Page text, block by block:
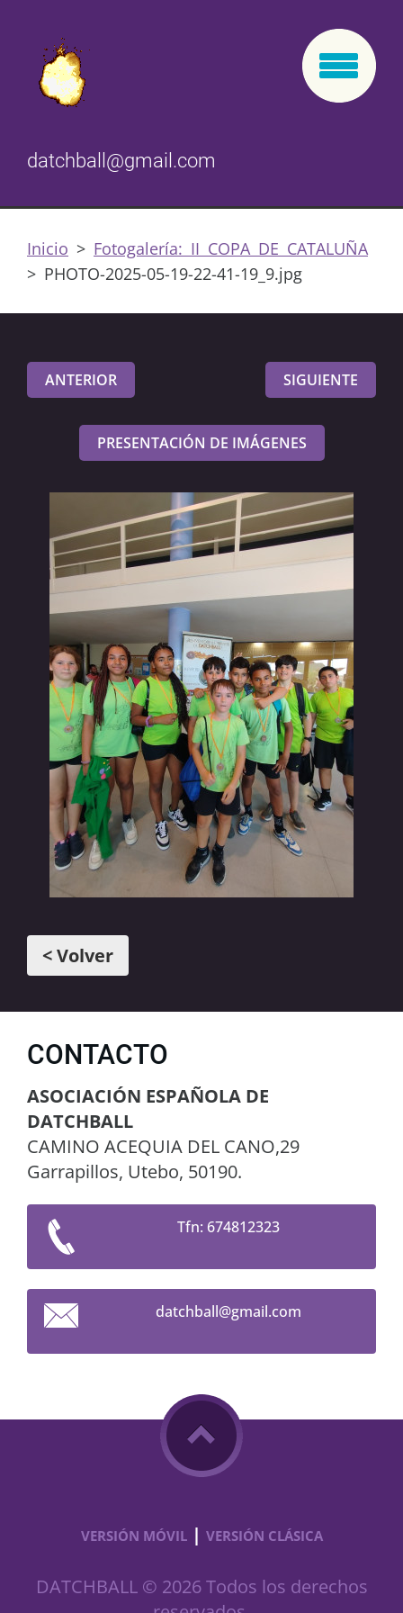
datchball@gmail.com
Inicio > Fotogalería: II COPA DE CATALUÑA
> PHOTO-2025-05-19-22-41-19_9.jpg
ANTERIOR SIGUIENTE
PRESENTACIÓN DE IMÁGENES
< Volver
CONTACTO
ASOCIACIÓN ESPAÑOLA DE
DATCHBALL
CAMINO ACEQUIA DEL CANO,29
Garrapillos, Utebo, 50190.
Tfn: 674812323
datchball@gmail.com
VERSIÓN MÓVIL | VERSIÓN CLÁSICA
DATCHBALL © 2026 Todos los derechos